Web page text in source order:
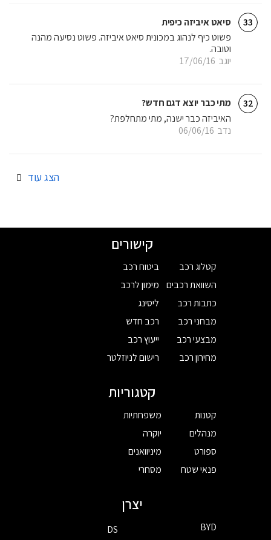
33 סיאט איביזה כיפית
יוגב 17/06/16
פשוט כיף לנהוג במכונית סיאט איביזה. פשוט נסיעה מהנה
וטובה.
32 מתי כבר יוצא דגם חדש?
נדב 06/06/16
האיביזה כבר ישנה, מתי מתחלפת?
הצג עוד
קישורים
קטלוג רכב
השוואת רכבים
כתבות רכב
מבחני רכב
מבצעי רכב
מחירון רכב
ביטוח רכב
מימון לרכב
ליסינג
רכב חדש
ייעוץ רכב
רישום לניוזלטר
קטגוריות
קטנות
מנהלים
ספורט
פנאי שטח
משפחתיות
יוקרה
מיניוואנים
מסחרי
יצרן
BYD
DS